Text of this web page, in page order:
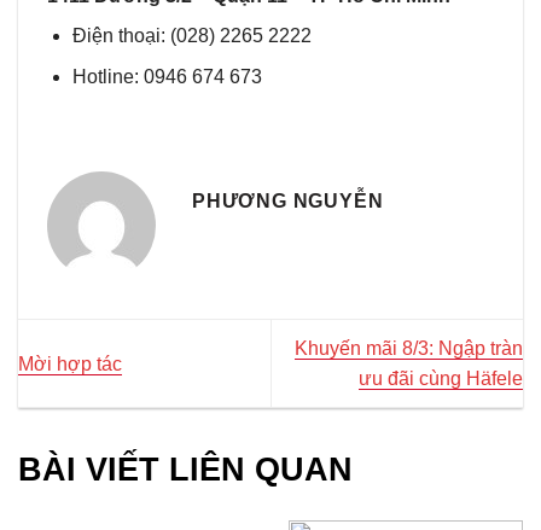
Điện thoại: (028) 2265 2222
Hotline: 0946 674 673
PHƯƠNG NGUYỄN
Mời hợp tác
Khuyến mãi 8/3: Ngập tràn
ưu đãi cùng Häfele
BÀI VIẾT LIÊN QUAN